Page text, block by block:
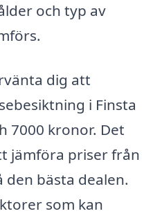
och typ av
dig att
i Finsta
7000 kronor. Det
jämföra priser från
bästa dealen.
som kan